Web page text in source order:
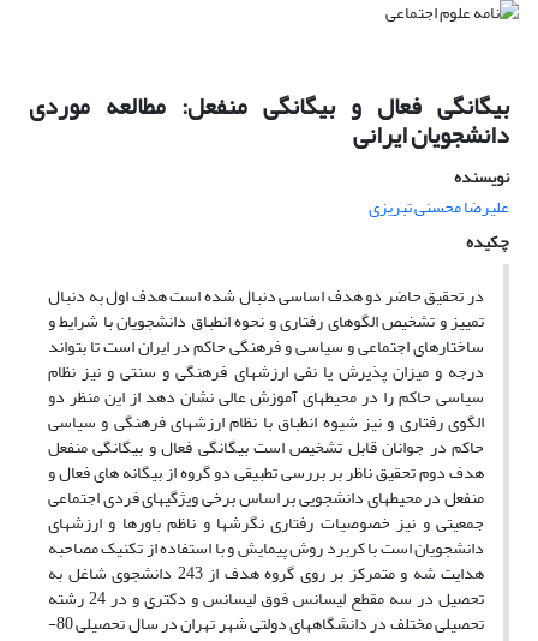
بیگانگی فعال و بیگانگی منفعل: مطالعه موردی
دانشجویان ایرانی
نویسنده
علیرضا محسنی تبریزی
چکیده
در تحقیق حاضر دو هدف اساسی دنبال شده است هدف اول به دنبال
تمییز و تشخیص الگوهای رفتاری و نحوه انطباق دانشجویان با شرایط و
ساختارهای اجتماعی و سیاسی و فرهنگی حاکم در ایران است تا بتواند
درجه و میزان پذیرش یا نفی ارزشهای فرهنگی و سنتی و نیز نظام
سیاسی حاکم را در محیطهای آموزش عالی نشان دهد از این منظر دو
الگوی رفتاری و نیز شیوه انطباق با نظام ارزشهای فرهنگی و سیاسی
حاکم در جوانان قابل تشخیص است بیگانگی فعال و بیگانگی منفعل
هدف دوم تحقیق ناظر بر بررسی تطبیقی دو گروه از بیگانه های فعال و
منفعل در محیطهای دانشجویی بر اساس برخی ویژگیهای فردی اجتماعی
جمعیتی و نیز خصوصیات رفتاری نگرشها و ناظم باورها و ارزشهای
دانشجویان است با کربرد روش پیمایش و با استفاده از تکنیک مصاحبه
هدایت شه و متمرکز بر روی گروه هدف از 243 دانشجوی شاغل به
تحصیل در سه مقطع لیسانس فوق لیسانس و دکتری و در 24 رشته
تحصیلی مختلف در دانشگاههای دولتی شهر تهران در سال تحصیلی 80-